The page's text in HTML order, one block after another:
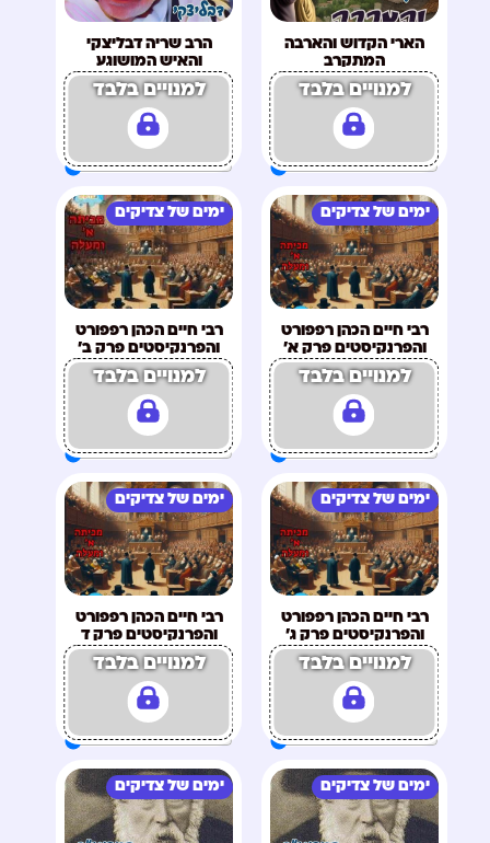
הארי הקדוש והארבה
המתקרב
למנויים בלבד
הרב שריה דבליצקי
והאיש המושוגע
למנויים בלבד
ימים של צדיקים
רבי חיים הכהן רפפורט
והפרנקיסטים פרק א'
למנויים בלבד
ימים של צדיקים
רבי חיים הכהן רפפורט
והפרנקיסטים פרק ב'
למנויים בלבד
ימים של צדיקים
רבי חיים הכהן רפפורט
והפרנקיסטים פרק ג'
למנויים בלבד
ימים של צדיקים
רבי חיים הכהן רפפורט
והפרנקיסטים פרק ד
למנויים בלבד
ימים של צדיקים ימים של צדיקים